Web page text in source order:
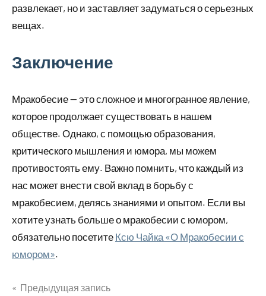
развлекает, но и заставляет задуматься о серьезных
вещах.
Заключение
Мракобесие — это сложное и многогранное явление,
которое продолжает существовать в нашем
обществе. Однако, с помощью образования,
критического мышления и юмора, мы можем
противостоять ему. Важно помнить, что каждый из
нас может внести свой вклад в борьбу с
мракобесием, делясь знаниями и опытом. Если вы
хотите узнать больше о мракобесии с юмором,
обязательно посетите Ксю Чайка «О Мракобесии с
юмором».
Предыдущая запись